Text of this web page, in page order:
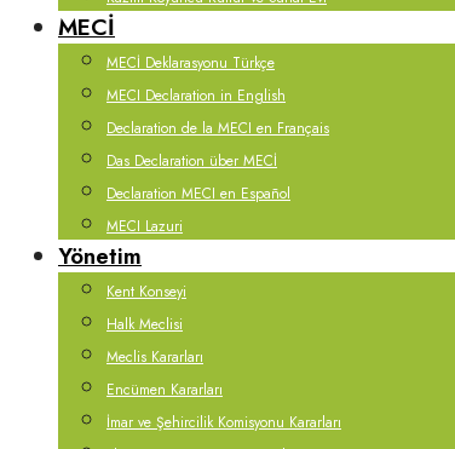
MECİ
MECİ Deklarasyonu Türkçe
MECI Declaration in English
Declaration de la MECI en Français
Das Declaration über MECİ
Declaration MECI en Español
MECI Lazuri
Yönetim
Kent Konseyi
Halk Meclisi
Meclis Kararları
Encümen Kararları
İmar ve Şehircilik Komisyonu Kararları